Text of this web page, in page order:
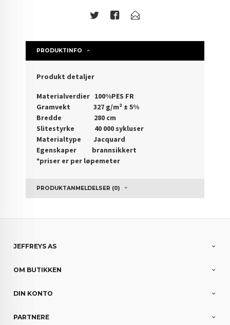
PRODUKTINFO
Produkt detaljer
Materialverdier 100%PES FR
Gramvekt 327 g/m² ± 5%
Bredde 280 cm
Slitestyrke 40 000 sykluser
Materialtype Jacquard
Egenskaper brannsikkert
*priser er per løpemeter
PRODUKTANMELDELSER (0)
JEFFREYS AS
OM BUTIKKEN
DIN KONTO
PARTNERE